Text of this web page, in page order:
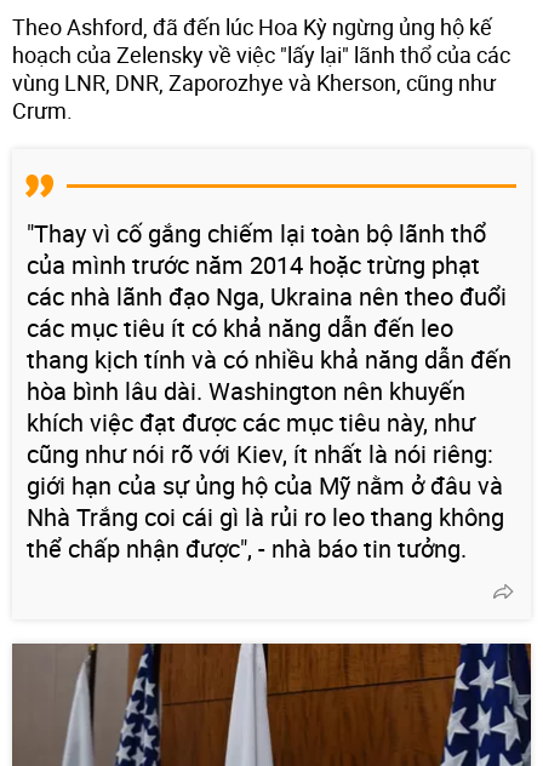
Theo Ashford, đã đến lúc Hoa Kỳ ngừng ủng hộ kế
hoạch của Zelensky về việc "lấy lại" lãnh thổ của các
vùng LNR, DNR, Zaporozhye và Kherson, cũng như
Crưm.
"Thay vì cố gắng chiếm lại toàn bộ lãnh thổ
của mình trước năm 2014 hoặc trừng phạt
các nhà lãnh đạo Nga, Ukraina nên theo đuổi
các mục tiêu ít có khả năng dẫn đến leo
thang kịch tính và có nhiều khả năng dẫn đến
hòa bình lâu dài. Washington nên khuyến
khích việc đạt được các mục tiêu này, như
cũng như nói rõ với Kiev, ít nhất là nói riêng:
giới hạn của sự ủng hộ của Mỹ nằm ở đâu và
Nhà Trắng coi cái gì là rủi ro leo thang không
thể chấp nhận được", - nhà báo tin tưởng.